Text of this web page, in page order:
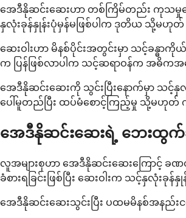
အေဒီနိုဆင်းဆေးဟာ တစ်ကြိမ်တည်း ကုသမှုပ
နှလုံးခုန်နှုန်းပုံမှန်မဖြစ်ပါက ဒုတိယ သို့မ
ဆေးဝါးဟာ မိနစ်ပိုင်းအတွင်းမှာ သင့်ခန္ဓ
က ပြန်ဖြစ်လာပါက သင့်ဆရာဝန်က အဓိကအက
အေဒီနိုဆင်းဆေးကို သွင်းပြီးနောက်မှာ သ
ပေါ်မူတည်ပြီး ထပ်မံစောင့်ကြည့်မှု သို့မဟု
အေဒီနိုဆင်းဆေးရဲ့ ဘေးထွ
လူအများစုဟာ အေဒီနိုဆင်းဆေးကြောင့် ခ
ခံစားရခြင်းဖြစ်ပြီး ဆေးဝါးက သင့်နှလုံး
အေဒီနိုဆင်းဆေးသွင်းပြီး ပထမမိနစ်အနည်